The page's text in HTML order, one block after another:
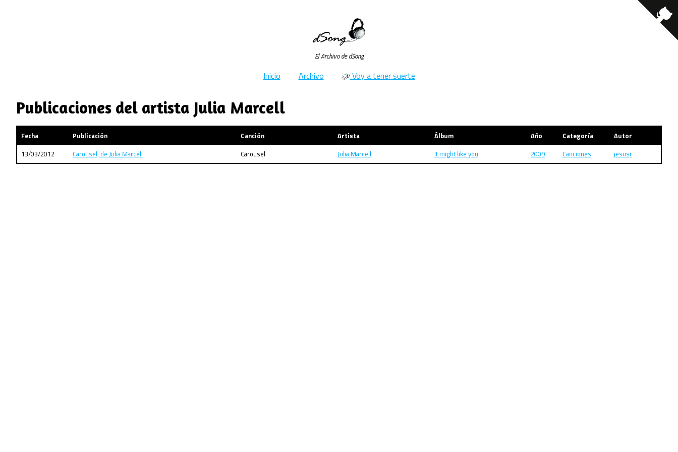
El Archivo de dSong
Inicio Archivo Voy a tener suerte
Publicaciones del artista Julia Marcell
Fecha Publicación Canción Artista Álbum Año Categoría
Autor
13/03/2012
Carousel, de Julia Marcell Carousel Julia Marcell It might like you 2009 Canciones jesusr